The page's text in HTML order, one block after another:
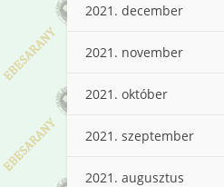
2021. december
2021. november
2021. október
2021. szeptember
2021. augusztus